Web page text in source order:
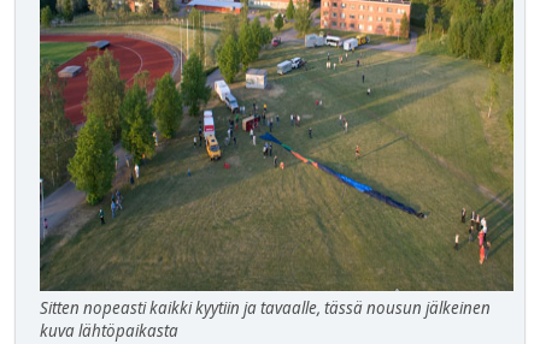
Sitten nopeasti kaikki kyytiin ja tavaalle, tässä nousun jälkeinen
kuva lähtöpaikasta